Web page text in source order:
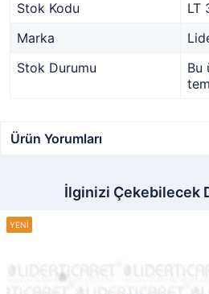
Stok Kodu
LT
Marka
Stok Durumu
Bu
Ürün Yorumları
İlginizi Çekebilecek